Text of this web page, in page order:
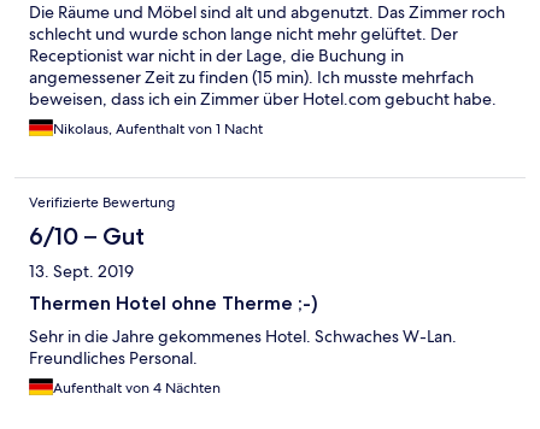
Die Räume und Möbel sind alt und abgenutzt. Das Zimmer roch
schlecht und wurde schon lange nicht mehr gelüftet. Der
Receptionist war nicht in der Lage, die Buchung in
angemessener Zeit zu finden (15 min). Ich musste mehrfach
beweisen, dass ich ein Zimmer über Hotel.com gebucht habe.
Ich kann das "Hotel" nicht empfehlen und werde es nie wieder
besuchen.
Nikolaus, Aufenthalt von 1 Nacht
Verifizierte Bewertung
6/10 – Gut
13. Sept. 2019
Thermen Hotel ohne Therme ;-)
Sehr in die Jahre gekommenes Hotel. Schwaches W-Lan.
Freundliches Personal.
Aufenthalt von 4 Nächten